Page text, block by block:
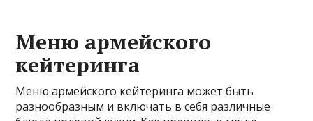
Меню армейского
кейтеринга
Меню армейского кейтеринга может быть
разнообразным и включать в себя различные